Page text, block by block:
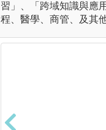
習」、「跨域知識與應
程、醫學、商管、及其